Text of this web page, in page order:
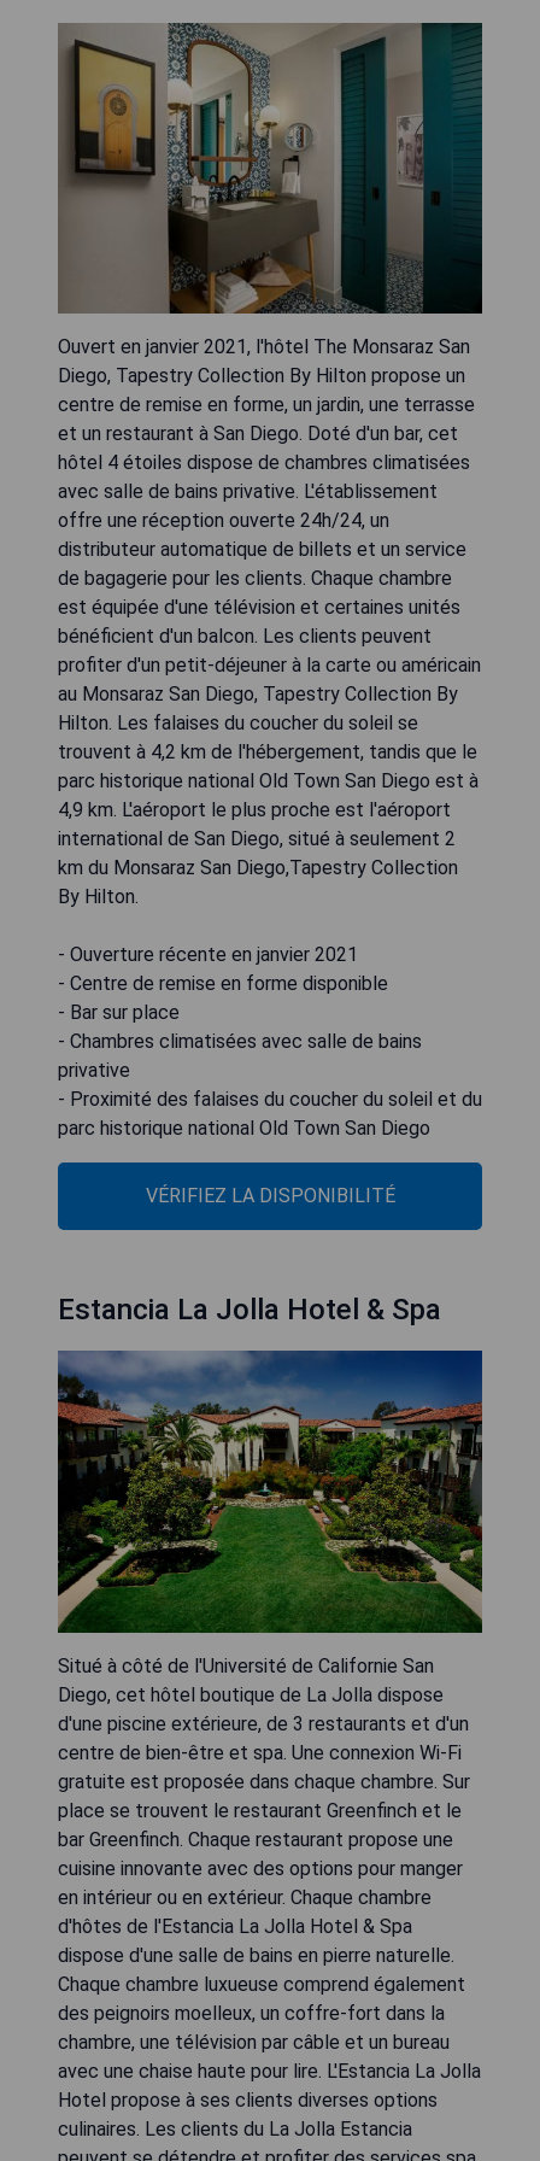
Ouvert en janvier 2021, l'hôtel The Monsaraz San
Diego, Tapestry Collection By Hilton propose un
centre de remise en forme, un jardin, une terrasse
et un restaurant à San Diego. Doté d'un bar, cet
hôtel 4 étoiles dispose de chambres climatisées
avec salle de bains privative. L'établissement
offre une réception ouverte 24h/24, un
distributeur automatique de billets et un service
de bagagerie pour les clients. Chaque chambre
est équipée d'une télévision et certaines unités
bénéficient d'un balcon. Les clients peuvent
profiter d'un petit-déjeuner à la carte ou américain
au Monsaraz San Diego, Tapestry Collection By
Hilton. Les falaises du coucher du soleil se
trouvent à 4,2 km de l'hébergement, tandis que le
parc historique national Old Town San Diego est à
4,9 km. L'aéroport le plus proche est l'aéroport
international de San Diego, situé à seulement 2
km du Monsaraz San Diego,Tapestry Collection
By Hilton.
- Ouverture récente en janvier 2021
- Centre de remise en forme disponible
- Bar sur place
- Chambres climatisées avec salle de bains
privative
- Proximité des falaises du coucher du soleil et du
parc historique national Old Town San Diego
VÉRIFIEZ LA DISPONIBILITÉ
Estancia La Jolla Hotel & Spa
Situé à côté de l'Université de Californie San
Diego, cet hôtel boutique de La Jolla dispose
d'une piscine extérieure, de 3 restaurants et d'un
centre de bien-être et spa. Une connexion Wi-Fi
gratuite est proposée dans chaque chambre. Sur
place se trouvent le restaurant Greenfinch et le
bar Greenfinch. Chaque restaurant propose une
cuisine innovante avec des options pour manger
en intérieur ou en extérieur. Chaque chambre
d'hôtes de l'Estancia La Jolla Hotel & Spa
dispose d'une salle de bains en pierre naturelle.
Chaque chambre luxueuse comprend également
des peignoirs moelleux, un coffre-fort dans la
chambre, une télévision par câble et un bureau
avec une chaise haute pour lire. L'Estancia La Jolla
Hotel propose à ses clients diverses options
culinaires. Les clients du La Jolla Estancia